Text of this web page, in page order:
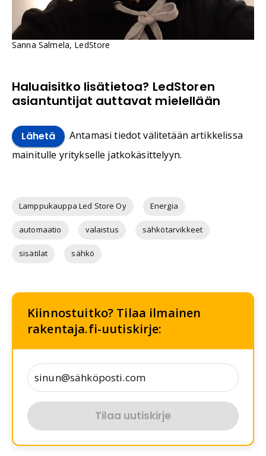
Sanna Salmela, LedStore
Haluaisitko lisätietoa? LedStoren
asiantuntijat auttavat mielellään
Lähetä
Antamasi tiedot välitetään artikkelissa
mainitulle yritykselle jatkokäsittelyyn.
Lamppukauppa Led Store Oy Energia
automaatio valaistus sähkötarvikkeet
sisätilat sähkö
Kiinnostuitko? Tilaa ilmainen
rakentaja.fi-uutiskirje:
Tilaa uutiskirje